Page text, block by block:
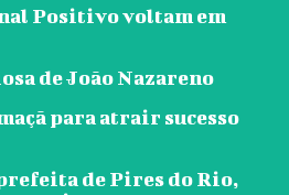
Positivo voltam em
de João Nazareno
para atrair sucesso
de Pires do Rio,